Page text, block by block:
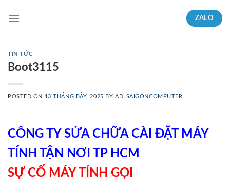
ZALO
TIN TỨC
Boot3115
POSTED ON 13 THÁNG BẢY, 2025 BY AD_SAIGONCOMPUTER
CÔNG TY SỬA CHỮA CÀI ĐẶT MÁY
TÍNH TẬN NƠI TP HCM
SỰ CỐ MÁY TÍNH GỌI